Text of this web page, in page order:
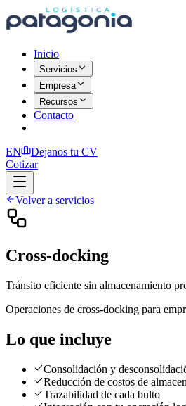
Inicio
Servicios
Empresa
Recursos
Contacto
EN
Dejanos tu CV
Cotizar
Volver a servicios
Cross-docking
Tránsito eficiente sin almacenamiento
Operaciones de cross-docking para
Lo que incluye
Consolidación y
Reducción de costos de
Trazabilidad de cada bulto